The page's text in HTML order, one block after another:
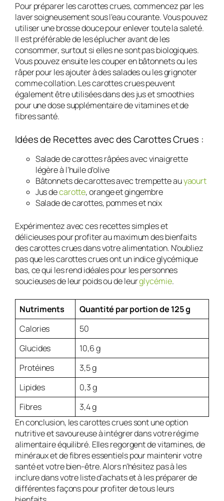
Pour préparer les carottes crues, commencez par les
laver soigneusement sous l’eau courante. Vous pouvez
utiliser une brosse douce pour enlever toute la saleté.
Il est préférable de les éplucher avant de les
consommer, surtout si elles ne sont pas biologiques.
Vous pouvez ensuite les couper en bâtonnets ou les
râper pour les ajouter à des salades ou les grignoter
comme collation. Les carottes crues peuvent
également être utilisées dans des jus et smoothies
pour une dose supplémentaire de vitamines et de
fibres santé.
Idées de Recettes avec des Carottes Crues :
Salade de carottes râpées avec vinaigrette
légère à l’huile d’olive
Bâtonnets de carottes avec trempette auyaourt
Jus decarotte, orange et gingembre
Salade de carottes, pommes et noix
Expérimentez avec ces recettes simples et
délicieuses pour profiter au maximum des bienfaits
des carottes crues dans votre alimentation. N’oubliez
pas que les carottes crues ont un indice glycémique
bas, ce qui les rend idéales pour les personnes
soucieuses de leur poids ou de leurglycémie.
Nutriments
Quantité par portion de 125 g
Calories
50
Glucides
10,6 g
Protéines
3,5 g
Lipides
0,3 g
Fibres
3,4 g
En conclusion, les carottes crues sont une option
nutritive et savoureuse à intégrer dans votre régime
alimentaire équilibré. Elles regorgent de vitamines, de
minéraux et de fibres essentiels pour maintenir votre
santé et votre bien-être. Alors n’hésitez pas à les
inclure dans votre liste d’achats et à les préparer de
différentes façons pour profiter de tous leurs